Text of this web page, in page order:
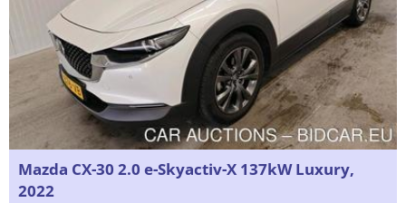
Mazda CX-30 2.0 e-Skyactiv-X 137kW Luxury,
2022